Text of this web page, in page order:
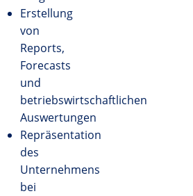
Erstellung
von
Reports,
Forecasts
und
betriebswirtschaftlichen
Auswertungen
Repräsentation
des
Unternehmens
bei